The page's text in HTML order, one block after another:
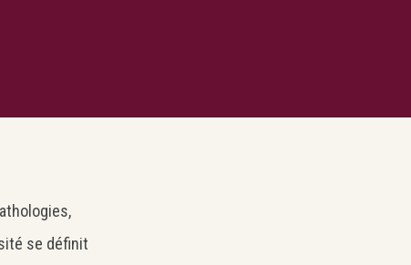
se définit